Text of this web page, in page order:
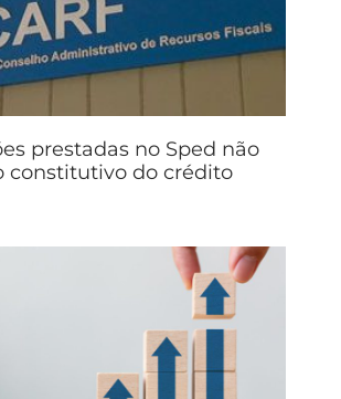
prestadas no Sped não
constitutivo do crédito